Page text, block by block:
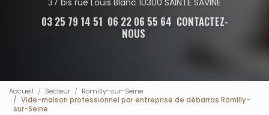
03 25 79 14 51 06 22 06 55 64 CONTACTEZ-
NOUS
Accueil Secteur
Romilly-sur-Seine
Vide-maison professionnel par entreprise de débarras Romilly-
sur-Seine